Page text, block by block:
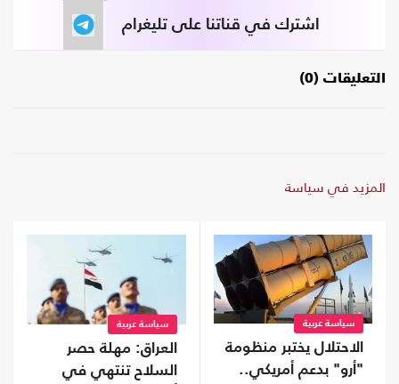
اشترك في قناتنا على تليغرام
التعليقات (0)
المزيد في سياسة
سياسة عربية
الاحتلال يختبر منظومة
"أرو" بدعم أمريكي..
سياسة عربية
العراق: مهلة حصر
السلاح تنتهي في